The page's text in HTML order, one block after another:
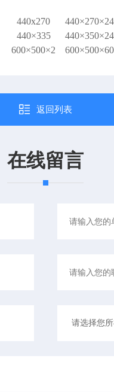
440x270
440×335
600×500×2
返回列表
在线留言